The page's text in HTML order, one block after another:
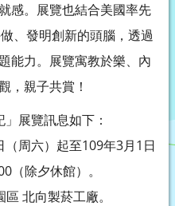
感。展覽也結合美國率先
、發明創新的頭腦，透過
能力。展覽寓教於樂、內
，親子共賞！
展覽訊息如下：
周六）起至109年3月1日
（除夕休館）。
北向製菸工廠。